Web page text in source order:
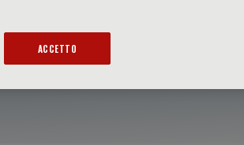
ACCETTO